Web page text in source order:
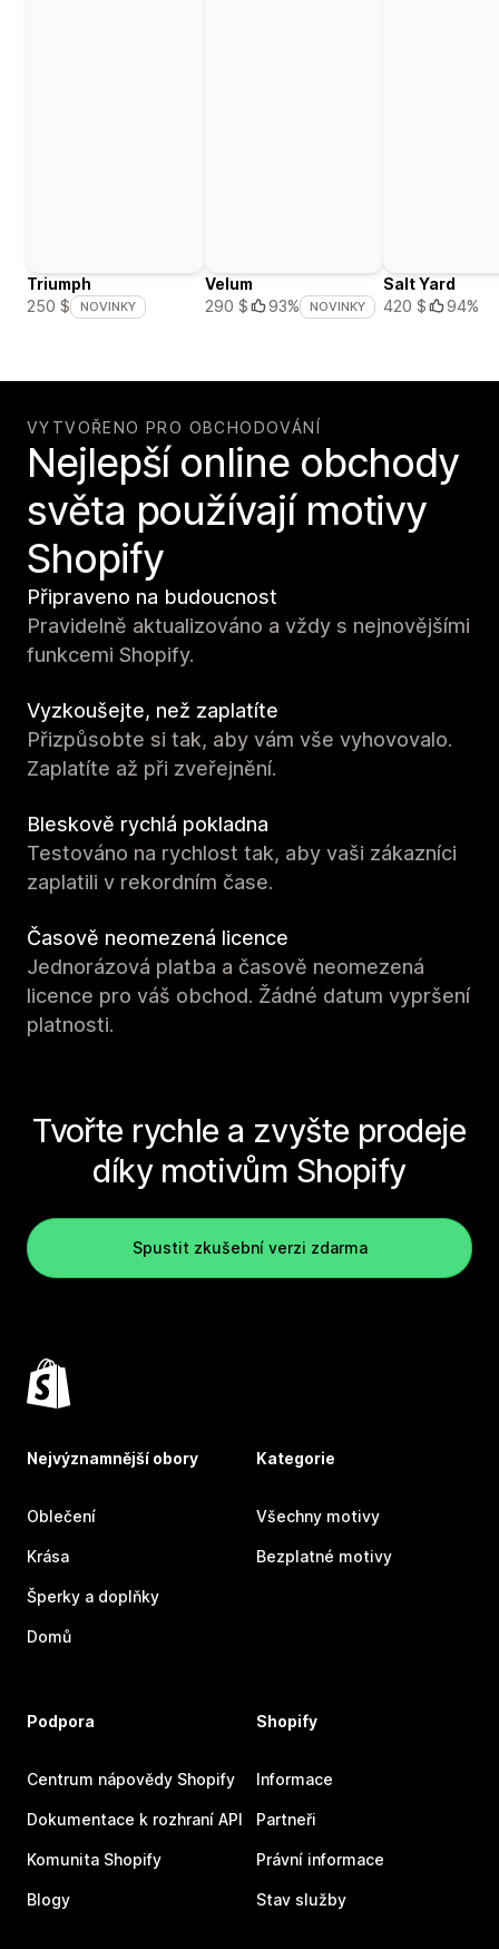
Triumph
250 $
NOVINKY
Velum
290 $
93% NOVINKY
Salt Yard
420 $
94%
VYTVOŘENO PRO OBCHODOVÁNÍ
Nejlepší online obchody
světa používají motivy
Shopify
Připraveno na budoucnost
Pravidelně aktualizováno a vždy s nejnovějšími
funkcemi Shopify.
Vyzkoušejte, než zaplatíte
Přizpůsobte si tak, aby vám vše vyhovovalo.
Zaplatíte až při zveřejnění.
Bleskově rychlá pokladna
Testováno na rychlost tak, aby vaši zákazníci
zaplatili v rekordním čase.
Časově neomezená licence
Jednorázová platba a časově neomezená
licence pro váš obchod. Žádné datum vypršení
platnosti.
Tvořte rychle a zvyšte prodeje
díky motivům Shopify
Spustit zkušební verzi zdarma
Nejvýznamnější obory
Oblečení
Krása
Šperky a doplňky
Domů
Kategorie
Všechny motivy
Bezplatné motivy
Podpora
Centrum nápovědy Shopify
Dokumentace k rozhraní API
Komunita Shopify
Blogy
Shopify
Informace
Partneři
Právní informace
Stav služby